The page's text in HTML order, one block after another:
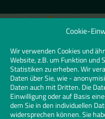
Cookie-
Wir verwenden Cookies und
Website, z.B. um Funktion und
Statistiken zu erheben. Wir
Daten über Sie, wie -
Daten auch mit Dritten. Die
Einwilligung oder auf Basis
dem Sie in den individuellen
widersprechen können. Sie
Klicken Sie hier,
akzeptieren
aktivieren |
cookies and